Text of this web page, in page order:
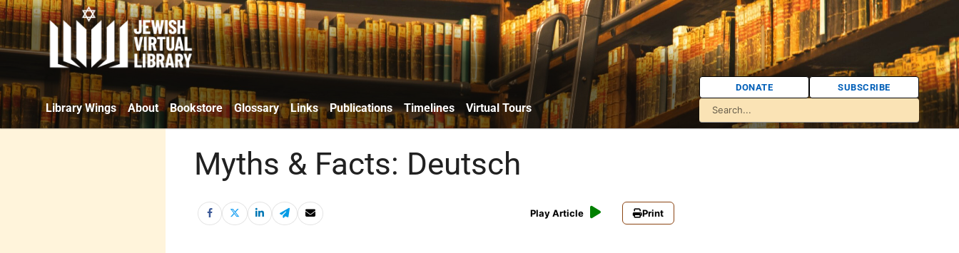
Library Wings About Bookstore Glossary Links Publications Timelines Virtual Tours
DONATE SUBSCRIBE
Myths & Facts: Deutsch
Play Article Print